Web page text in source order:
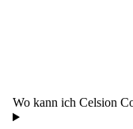
Wo kann ich Celsion